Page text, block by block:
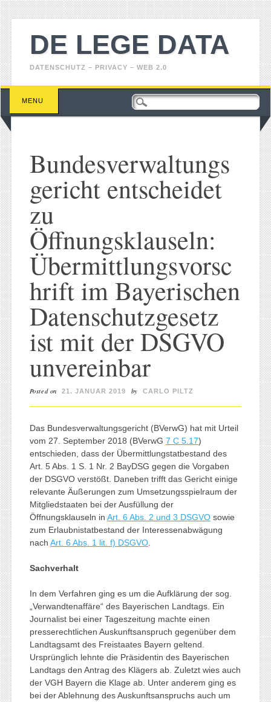
DE LEGE DATA
DATENSCHUTZ – PRIVACY – WEB 2.0
Main menu
Skip
content
MENU
Bundesverwaltungs
gericht entscheidet
zu
Öffnungsklauseln:
Übermittlungsvorsc
hrift im Bayerischen
Datenschutzgesetz
ist mit der DSGVO
unvereinbar
Posted on 21. JANUAR 2019 by CARLO PILTZ
Das Bundesverwaltungsgericht (BVerwG) hat mit Urteil
vom 27. September 2018 (BVerwG 7 C 5.17)
entschieden, dass der Übermittlungstatbestand des
Art. 5 Abs. 1 S. 1 Nr. 2 BayDSG gegen die Vorgaben
der DSGVO verstößt. Daneben trifft das Gericht einige
relevante Äußerungen zum Umsetzungsspielraum der
Mitgliedstaaten bei der Ausfüllung der
Öffnungsklauseln in Art. 6 Abs. 2 und 3 DSGVOsowie
zum Erlaubnistatbestand der Interessenabwägung
nach Art. 6 Abs. 1 lit. f) DSGVO.
Sachverhalt
In dem Verfahren ging es um die Aufklärung der sog.
„Verwandtenaffäre“ des Bayerischen Landtags. Ein
Journalist bei einer Tageszeitung machte einen
presserechtlichen Auskunftsanspruch gegenüber dem
Landtagsamt des Freistaates Bayern geltend.
Ursprünglich lehnte die Präsidentin des Bayerischen
Landtags den Antrag des Klägers ab. Zuletzt wies auch
der VGH Bayern die Klage ab. Unter anderem ging es
bei der Ablehnung des Auskunftsanspruchs auch um